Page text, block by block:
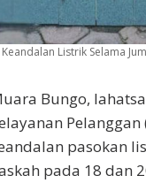
Keandalan Listrik Selama
Bungo,
pasokan
pada 18 dan